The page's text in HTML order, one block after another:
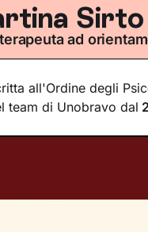
Sirto
ad
all'Ordine degli
team di Unobravo dal